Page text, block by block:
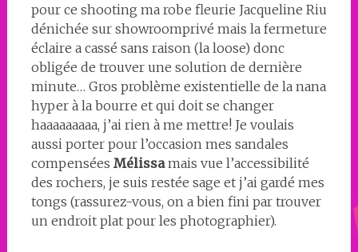
pour ce shooting ma robe fleurie Jacqueline Riu
dénichée sur showroomprivé mais la fermeture
éclaire a cassé sans raison (la loose) donc
obligée de trouver une solution de dernière
minute… Gros problème existentielle de la nana
hyper à la bourre et qui doit se changer
haaaaaaaaa, j’ai rien à me mettre! Je voulais
aussi porter pour l’occasion mes sandales
compensées Mélissamais vue l’accessibilité
des rochers, je suis restée sage et j’ai gardé mes
tongs (rassurez-vous, on a bien fini par trouver
un endroit plat pour les photographier).